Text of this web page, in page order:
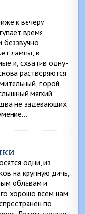
к вечеру
время
беззвучно
лампы, в
и, схватив одну-
растворяются
порой
мягкий
не задевающих
одни, из
на крупную дичь,
облавам и
хорошо всем нам
по